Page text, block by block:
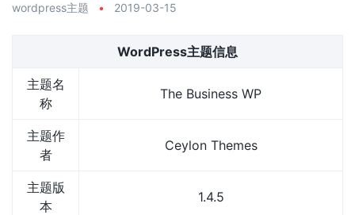
wordpress主题 • 2019-03-15
WordPress主题信息
主题名
称
The Business WP
主题作
者
Ceylon Themes
主题版
本
1.4.5